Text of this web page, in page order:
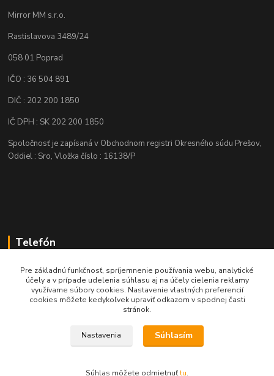
Mirror MM s.r.o.
Rastislavova 3489/24
058 01 Poprad
IČO : 36 504 891
DIČ : 202 200 1850
IČ DPH : SK 202 200 1850
Spoločnosť je zapísaná v Obchodnom registri Okresného súdu Prešov,
Oddiel : Sro, Vložka číslo : 16138/P
Telefón
+421 905 622 625
obchod@nozeplus.sk
Pre základnú funkčnosť, spríjemnenie používania webu, analytické
účely a v prípade udelenia súhlasu aj na účely cielenia reklamy
využívame súbory cookies. Nastavenie vlastných preferencií
cookies môžete kedykoľvek upraviť odkazom v spodnej časti
stránok.
Nastavenia Súhlasím
Súhlas môžete odmietnuťtu.